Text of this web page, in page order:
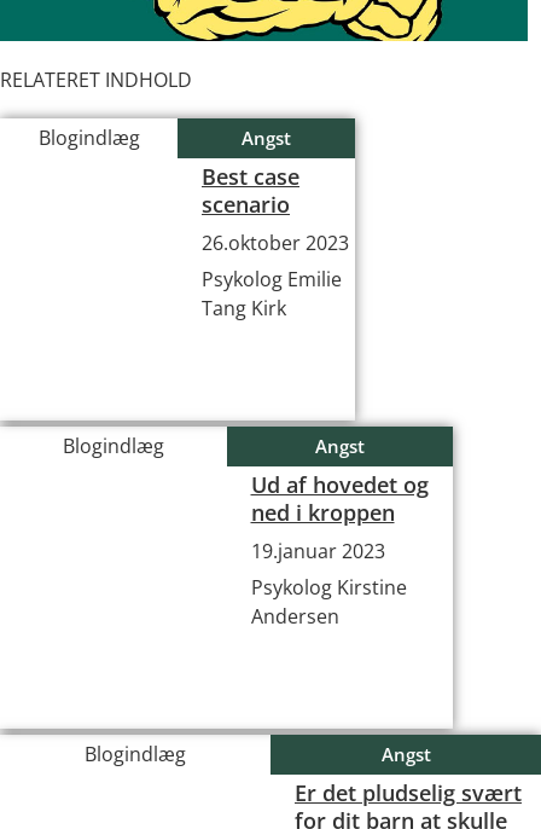
RELATERET INDHOLD
Blogindlæg Angst
Best case
scenario
26.oktober 2023
Psykolog Emilie
Tang Kirk
Blogindlæg Angst
Ud af hovedet og
ned i kroppen
19.januar 2023
Psykolog Kirstine
Andersen
Blogindlæg Angst
Er det pludselig svært
for dit barn at skulle